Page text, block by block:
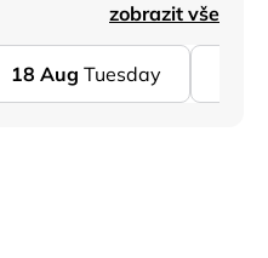
zobrazit vše
18 Aug Tuesday